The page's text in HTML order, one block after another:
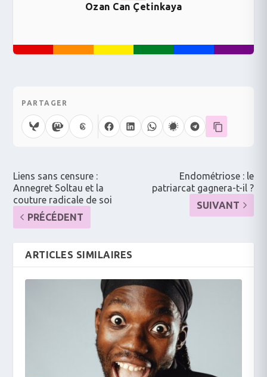
Ozan Can Çetinkaya
PARTAGER
Liens sans censure :
Annegret Soltau et la
couture radicale de soi
PRÉCÉDENT
Endométriose : le
patriarcat gagnera-t-il ?
SUIVANT
ARTICLES SIMILAIRES